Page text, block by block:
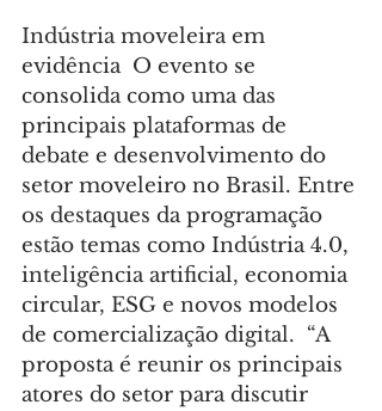
Indústria moveleira em
evidência  O evento se
consolida como uma das
principais plataformas de
debate e desenvolvimento do
setor moveleiro no Brasil. Entre
os destaques da programação
estão temas como Indústria 4.0,
inteligência artificial, economia
circular, ESG e novos modelos
de comercialização digital.  “A
proposta é reunir os principais
atores do setor para discutir